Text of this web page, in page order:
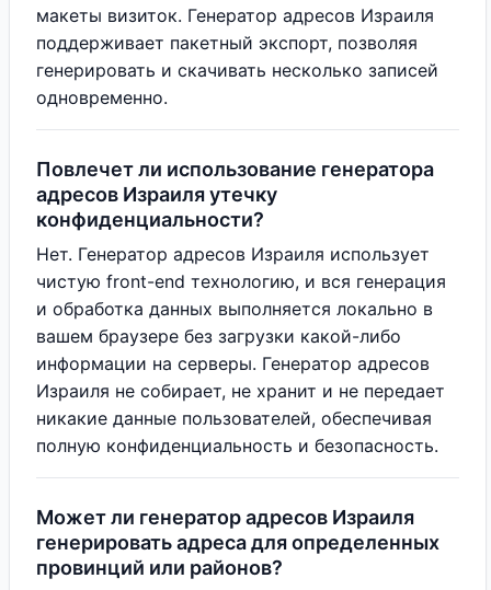
макеты визиток. Генератор адресов Израиля
поддерживает пакетный экспорт, позволяя
генерировать и скачивать несколько записей
одновременно.
Повлечет ли использование генератора
адресов Израиля утечку
конфиденциальности?
Нет. Генератор адресов Израиля использует
чистую front-end технологию, и вся генерация
и обработка данных выполняется локально в
вашем браузере без загрузки какой-либо
информации на серверы. Генератор адресов
Израиля не собирает, не хранит и не передает
никакие данные пользователей, обеспечивая
полную конфиденциальность и безопасность.
Может ли генератор адресов Израиля
генерировать адреса для определенных
провинций или районов?